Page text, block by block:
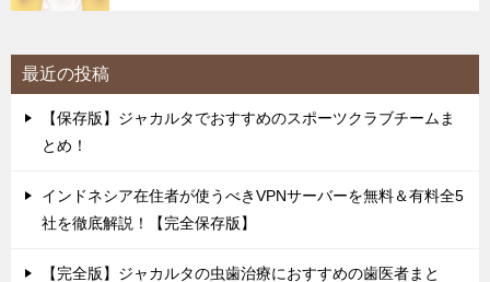
最近の投稿
【保存版】ジャカルタでおすすめのスポーツクラブチームま
とめ！
インドネシア在住者が使うべきVPNサーバーを無料＆有料全5
社を徹底解説！【完全保存版】
【完全版】ジャカルタの虫歯治療におすすめの歯医者まと